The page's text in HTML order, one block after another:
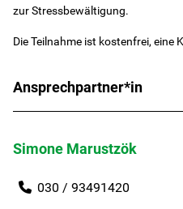
Kontakt
Freiwilligendienste
Berufliche Orientierung
zur Stressbewältigung.
Die Teilnahme ist kostenfrei,
Ansprechpartner*in
Simone Marustzök
030 / 93491420